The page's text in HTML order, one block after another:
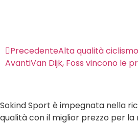
PrecedenteAlta qualità
AvantiVan Dijk, Foss vincono le
Sokind Sport è impegnata nella
qualità con il miglior prezzo per